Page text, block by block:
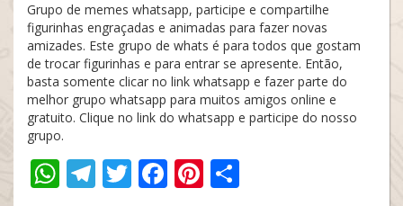
Grupo de memes whatsapp, participe e compartilhe
figurinhas engraçadas e animadas para fazer novas
amizades. Este grupo de whats é para todos que gostam
de trocar figurinhas e para entrar se apresente. Então,
basta somente clicar no link whatsapp e fazer parte do
melhor grupo whatsapp para muitos amigos online e
gratuito. Clique no link do whatsapp e participe do nosso
grupo.
WhatsApp
Telegram
Twitter
Facebook
Pinterest